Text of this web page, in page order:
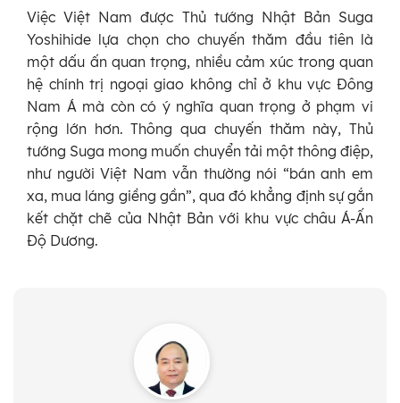
Việc Việt Nam được Thủ tướng Nhật Bản Suga
Yoshihide lựa chọn cho chuyến thăm đầu tiên là
một dấu ấn quan trọng, nhiều cảm xúc trong quan
hệ chính trị ngoại giao không chỉ ở khu vực Đông
Nam Á mà còn có ý nghĩa quan trọng ở phạm vi
rộng lớn hơn. Thông qua chuyến thăm này, Thủ
tướng Suga mong muốn chuyển tải một thông điệp,
như người Việt Nam vẫn thường nói “bán anh em
xa, mua láng giềng gần”, qua đó khẳng định sự gắn
kết chặt chẽ của Nhật Bản với khu vực châu Á-Ấn
Độ Dương.